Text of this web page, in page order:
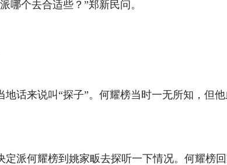
个去合适些？”郑新民问。
来说叫“探子”。何耀榜当时一无所知，但
何耀榜到姚家畈去探听一下情况。何耀榜回